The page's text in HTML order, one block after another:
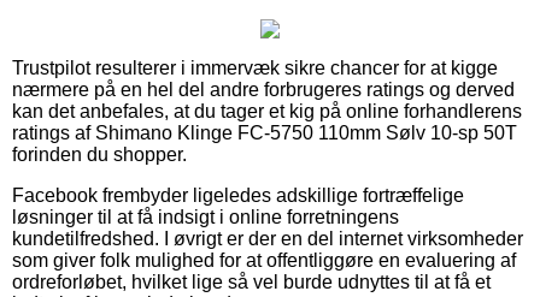
Trustpilot resulterer i immervæk sikre chancer for at kigge
nærmere på en hel del andre forbrugeres ratings og derved
kan det anbefales, at du tager et kig på online forhandlerens
ratings af Shimano Klinge FC-5750 110mm Sølv 10-sp 50T
forinden du shopper.
Facebook frembyder ligeledes adskillige fortræffelige
løsninger til at få indsigt i online forretningens
kundetilfredshed. I øvrigt er der en del internet virksomheder
som giver folk mulighed for at offentliggøre en evaluering af
ordreforløbet, hvilket lige så vel burde udnyttes til at få et